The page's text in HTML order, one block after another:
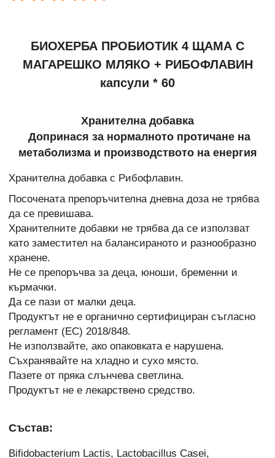
БИОХЕРБА ПРОБИОТИК 4 ЩАМА С
МАГАРЕШКО МЛЯКО + РИБОФЛАВИН
капсули * 60
Хранителна добавка
Допринася за нормалното протичане на
метаболизма и производството на енергия
Хранителна добавка с Рибофлавин.
Посочената препоръчителна дневна доза не трябва
да се превишава.
Хранителните добавки не трябва да се използват
като заместител на балансираното и разнообразно
хранене.
Не се препоръчва за деца, юноши, бременни и
кърмачки.
Да се пази от малки деца.
Продуктът не е органично сертифициран съгласно
регламент (ЕС) 2018/848.
Не използвайте, ако опаковката е нарушена.
Съхранявайте на хладно и сухо място.
Пазете от пряка слънчева светлина.
Продуктът не е лекарствено средство.
Състав:
Bifidobacterium Lactis, Lactobacillus Casei,